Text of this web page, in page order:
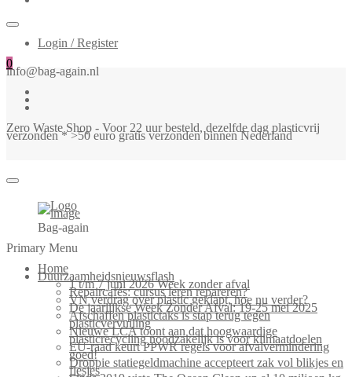
Login / Register
0
info@bag-again.nl
Zero Waste Shop - Voor 22 uur besteld, dezelfde dag plasticvrij
verzonden * >50 euro gratis verzonden binnen Nederland
Bag-again
Primary Menu
Home
Duurzaamheidsnieuwsflash
1 t/m 7 juni 2026 Week zonder afval
Repaircafés: cursus leren repareren?
VN verdrag over plastic geklapt, hoe nu verder?
De jaarlijkse Week Zonder Afval: 19-25 mei 2025
Afschaffen plastictaks is stap terug tegen
plasticvervuiling
Nieuwe LCA toont aan dat hoogwaardige
plasticrecycling noodzakelijk is voor klimaatdoelen
EU-raad keurt PPWR regels voor afvalvermindering
goed!
Droppie statiegeldmachine accepteert zak vol blikjes en
flesjes